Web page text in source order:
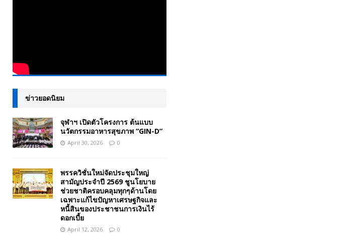
ข่าวยอดนิยม
จุฬาฯ เปิดตัวโครงการ ต้นแบบ
นวัตกรรมอาหารสุขภาพ “GIN-D”
April 30, 2026 0
พรรควิชั่นใหม่จัดประชุมใหญ่
สามัญประจำปี 2569 ชูนโยบาย
ช่วยชาติครอบคลุมทุกๆด้านโดย
เฉพาะแก้ไขปัญหาเศรษฐกิจและ
หนี้สินของประชาชนการเงินไร้
ดอกเบี้ย
April 12, 2026 0